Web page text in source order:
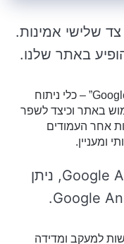
שלישי אמינות.
באתר שלנו.
אתר זה משתמש ב-“Google Analytics” – כלי ניתוח
באתר וכיצד לשפר
אחר העמודים
ומעניין.
למידע נוסף על עוגיות Google Analytics, ניתן
למעקב ומדידה